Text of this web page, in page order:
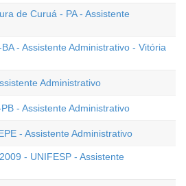
de Curuá - PA - Assistente
- Assistente Administrativo - Vitória
Administrativo
- Assistente Administrativo
- Assistente Administrativo
- UNIFESP - Assistente